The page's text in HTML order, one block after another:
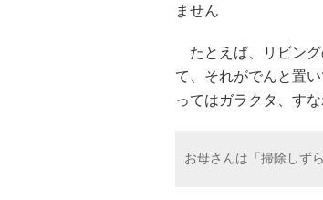
ません
たとえば、リビング
て、それがでんと置
ってはガラクタ、す
お母さんは「掃除しず